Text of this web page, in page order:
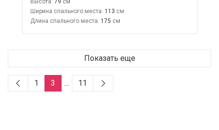
Ширина спального места: 113
Длина спального места: 175
Показать еще
1 3 … 11